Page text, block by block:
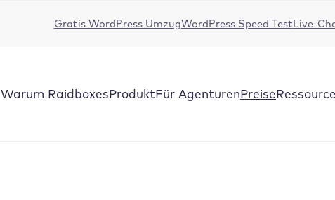
Gratis WordPress UmzugWordPress Speed TestLive-
Warum RaidboxesProduktFür AgenturenPreise